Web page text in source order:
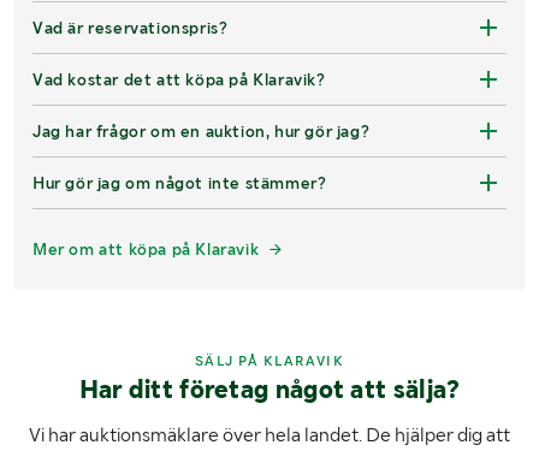
Vad är reservationspris?
Vad kostar det att köpa på Klaravik?
Jag har frågor om en auktion, hur gör jag?
Hur gör jag om något inte stämmer?
Mer om att köpa på Klaravik
SÄLJ PÅ KLARAVIK
Har ditt företag något att sälja?
Vi har auktionsmäklare över hela landet. De hjälper dig att